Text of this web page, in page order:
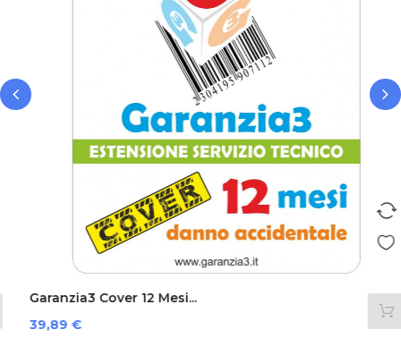
Garanzia3 Cover 12 Mesi...
Prezzo
39,89 €